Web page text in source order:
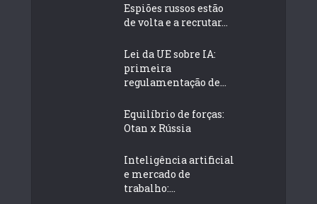
Espiões russos estão
de volta e a recrutar...
Lei da UE sobre IA:
primeira
regulamentação de...
Equilíbrio de forças:
Otan x Rússia
Inteligência artificial
e mercado de
trabalho:...